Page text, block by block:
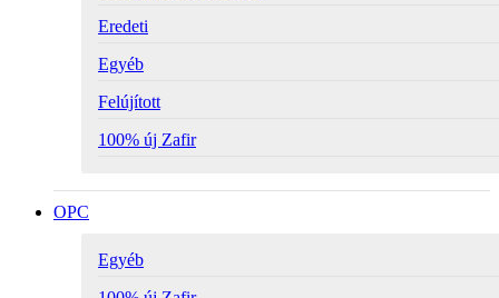
Eredeti
Egyéb
Felújított
100% új Zafir
OPC
Egyéb